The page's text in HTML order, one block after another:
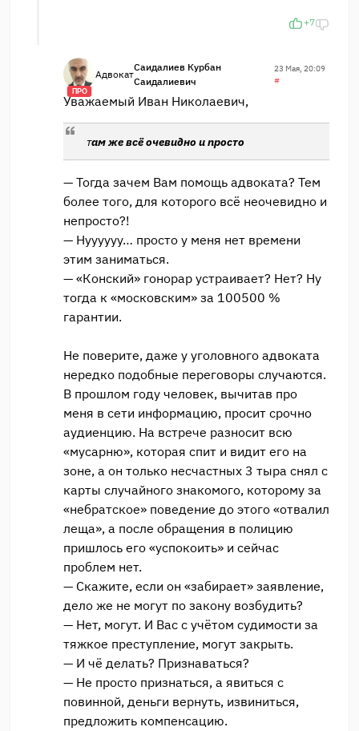
+7
ПРО
Адвокат
Саидалиев Курбан
Саидалиевич
23 Мая, 20:09
#
Уважаемый Иван Николаевич,
там же всё очевидно и просто
— Тогда зачем Вам помощь адвоката? Тем
более того, для которого всё неочевидно и
непросто?!
— Нуууууу… просто у меня нет времени
этим заниматься.
— «Конский» гонорар устраивает? Нет? Ну
тогда к «московским» за 100500 %
гарантии.
Не поверите, даже у уголовного адвоката
нередко подобные переговоры случаются.
В прошлом году человек, вычитав про
меня в сети информацию, просит срочно
аудиенцию. На встрече разносит всю
«мусарню», которая спит и видит его на
зоне, а он только несчастных 3 тыра снял с
карты случайного знакомого, которому за
«небратское» поведение до этого «отвалил
леща», а после обращения в полицию
пришлось его «успокоить» и сейчас
проблем нет.
— Скажите, если он «забирает» заявление,
дело же не могут по закону возбудить?
— Нет, могут. И Вас с учётом судимости за
тяжкое преступление, могут закрыть.
— И чё делать? Признаваться?
— Не просто признаться, а явиться с
повинной, деньги вернуть, извиниться,
предложить компенсацию.